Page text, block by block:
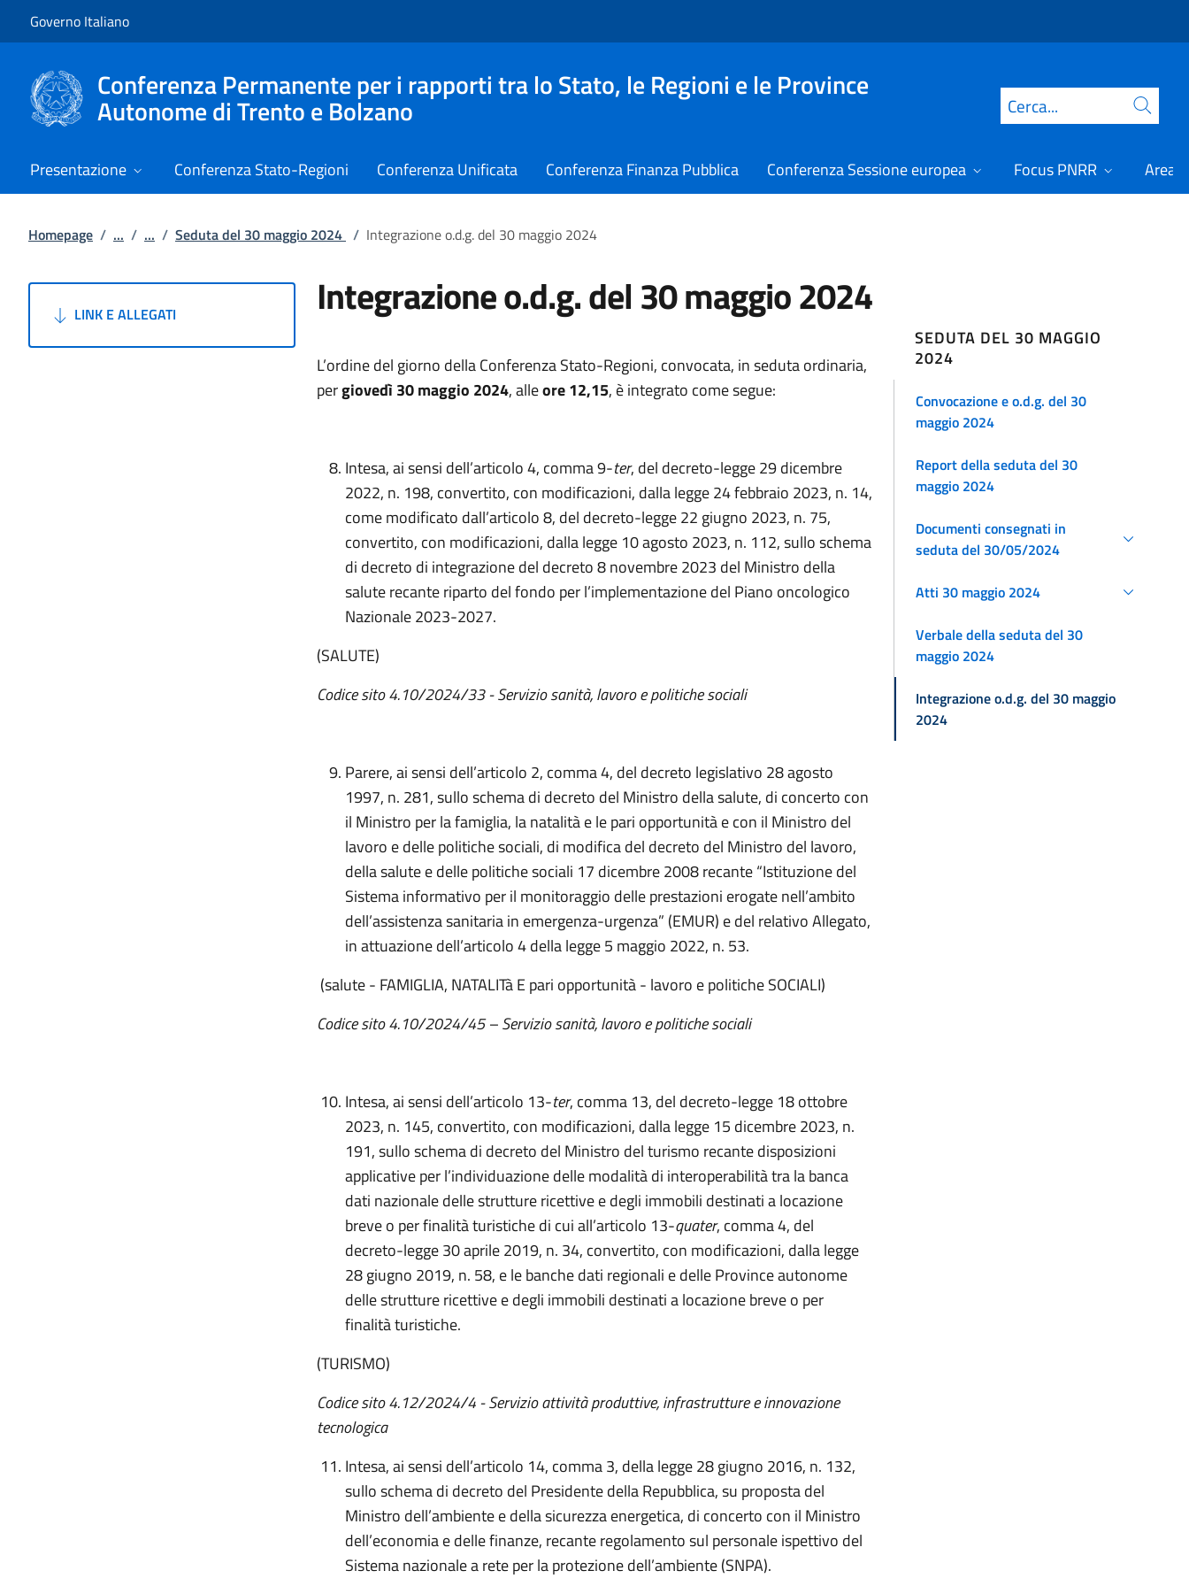
Governo Italiano
Conferenza Permanente per i rapporti tra lo Stato, le Regioni e le Province
Autonome di Trento e Bolzano Cerca
Presentazione Conferenza Stato-Regioni Conferenza Unificata Conferenza Finanza Pubblica Conferenza Sessione europea Focus PNRR Area
Homepage / ... / ... / Seduta del 30 maggio 2024 / Integrazione o.d.g. del 30 maggio 2024
LINK E ALLEGATI Integrazione o.d.g. del 30 maggio 2024
L’ordine del giorno della Conferenza Stato-Regioni, convocata, in seduta ordinaria,
pergiovedì 30 maggio 2024, alleore 12,15, è integrato come segue:
Intesa, ai sensi dell’articolo 4, comma 9-ter, del decreto-legge 29 dicembre
2022, n. 198, convertito, con modificazioni, dalla legge 24 febbraio 2023, n. 14,
come modificato dall’articolo 8, del decreto-legge 22 giugno 2023, n. 75,
convertito, con modificazioni, dalla legge 10 agosto 2023, n. 112, sullo schema
di decreto di integrazione del decreto 8 novembre 2023 del Ministro della
salute recante riparto del fondo per l’implementazione del Piano oncologico
Nazionale 2023-2027.
(SALUTE)
Codice sito 4.10/2024/33 -Servizio sanità, lavoro e politiche sociali
Parere, ai sensi dell’articolo 2, comma 4, del decreto legislativo 28 agosto
1997, n. 281, sullo schema di decreto del Ministro della salute, di concerto con
il Ministro per la famiglia, la natalità e le pari opportunità e con il Ministro del
lavoro e delle politiche sociali, di modifica del decreto del Ministro del lavoro,
della salute e delle politiche sociali 17 dicembre 2008 recante “Istituzione del
Sistema informativo per il monitoraggio delle prestazioni erogate nell’ambito
dell’assistenza sanitaria in emergenza-urgenza” (EMUR) e del relativo Allegato,
in attuazione dell’articolo 4 della legge 5 maggio 2022, n. 53.
(salute - FAMIGLIA, NATALITà E pari opportunità - lavoro e politiche SOCIALI)
Codice sito 4.10/2024/45 – Servizio sanità, lavoro e politiche sociali
Intesa, ai sensi dell’articolo 13-ter, comma 13, del decreto-legge 18 ottobre
2023, n. 145, convertito, con modificazioni, dalla legge 15 dicembre 2023, n.
191, sullo schema di decreto del Ministro del turismo recante disposizioni
applicative per l’individuazione delle modalità di interoperabilità tra la banca
dati nazionale delle strutture ricettive e degli immobili destinati a locazione
breve o per finalità turistiche di cui all’articolo 13-quater, comma 4, del
decreto-legge 30 aprile 2019, n. 34, convertito, con modificazioni, dalla legge
28 giugno 2019, n. 58, e le banche dati regionali e delle Province autonome
delle strutture ricettive e degli immobili destinati a locazione breve o per
finalità turistiche.
(TURISMO)
Codice sito 4.12/2024/4 - Servizio attività produttive, infrastrutture e innovazione
tecnologica
Intesa, ai sensi dell’articolo 14, comma 3, della legge 28 giugno 2016, n. 132,
sullo schema di decreto del Presidente della Repubblica, su proposta del
Ministro dell’ambiente e della sicurezza energetica, di concerto con il Ministro
dell’economia e delle finanze, recante regolamento sul personale ispettivo del
Sistema nazionale a rete per la protezione dell’ambiente (SNPA).
SEDUTA DEL 30 MAGGIO
2024
Convocazione e o.d.g. del 30
maggio 2024
Report della seduta del 30
maggio 2024
Documenti consegnati in
seduta del 30/05/2024
Atti 30 maggio 2024
Verbale della seduta del 30
maggio 2024
Integrazione o.d.g. del 30 maggio
2024